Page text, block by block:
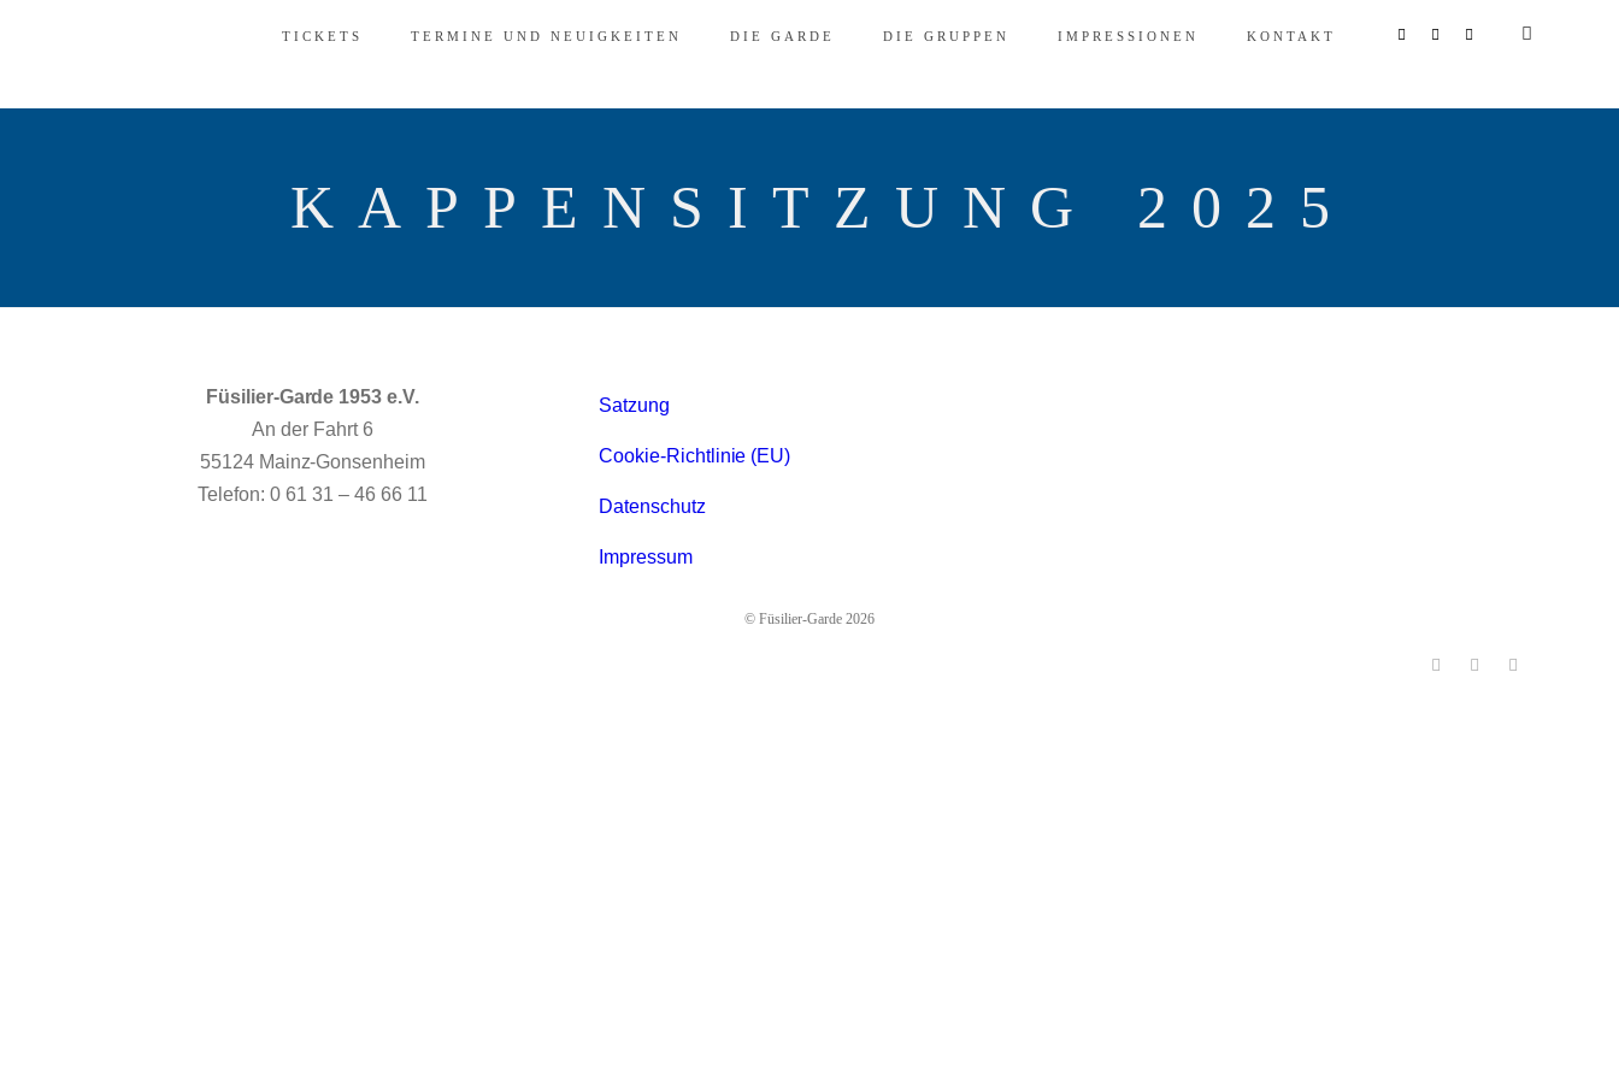
TICKETS TERMINE UND NEUIGKEITEN DIE GARDE DIE GRUPPEN IMPRESSIONEN KONTAKT
KAPPENSITZUNG 2025
Füsilier-Garde 1953 e.V.
An der Fahrt 6
55124 Mainz-Gonsenheim
Telefon: 0 61 31 – 46 66 11
Satzung
Cookie-Richtlinie (EU)
Datenschutz
Impressum
© Füsilier-Garde 2026